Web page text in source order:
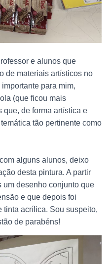
e alunos que
de materiais artísticos no
para mim,
(que ficou mais
que, de forma artística e
tão pertinente como
alguns alunos, deixo
desta pintura. A partir
desenho conjunto que
e que depois foi
tinta acrílica. Sou suspeito,
de parabéns!